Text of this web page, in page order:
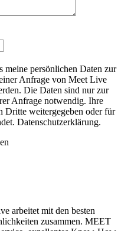
meine persönlichen Daten zur
Anfrage von Meet Live
Die Daten sind nur zur
Anfrage notwendig. Ihre
Dritte weitergegeben oder für
Datenschutzerklärung.
arbeitet mit den besten
zusammen. MEET